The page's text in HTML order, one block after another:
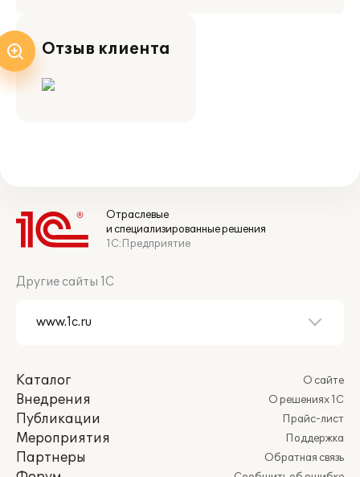
Отзыв клиента
Отраслевые
и специализированные решения
1С:Предприятие
Другие сайты 1С
Каталог
Внедрения
Публикации
Мероприятия
Партнеры
О сайте
О решениях 1С
Прайс-лист
Поддержка
Обратная связь